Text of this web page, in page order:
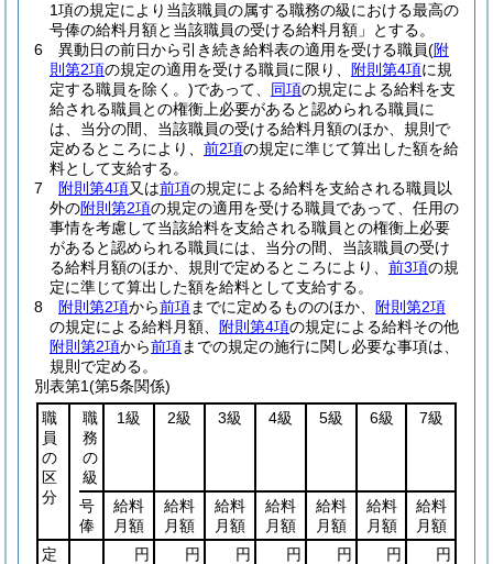
1項の規定により当該職員の属する職務の級における最高の
号俸の給料月額と当該職員の受ける給料月額」とする。
6
異動日の前日から引き続き給料表の適用を受ける職員(附
則第2項の規定の適用を受ける職員に限り、 附則第4項に規
定する職員を除く。)であって、 同項の規定による給料を支
給される職員との権衡上必要があると認められる職員に
は、当分の間、当該職員の受ける給料月額のほか、規則で
定めるところにより、 前2項の規定に準じて算出した額を給
料として支給する。
7
附則第4項又は前項の規定による給料を支給される職員以
外の附則第2項の規定の適用を受ける職員であって、任用の
事情を考慮して当該給料を支給される職員との権衡上必要
があると認められる職員には、当分の間、当該職員の受け
る給料月額のほか、規則で定めるところにより、 前3項の規
定に準じて算出した額を給料として支給する。
8
附則第2項から前項までに定めるもののほか、
附則第2項
の規定による給料月額、
附則第4項の規定による給料その他
附則第2項から前項までの規定の施行に関し必要な事項は、
規則で定める。
別表第1(第5条関係)
職
員
の
区
分
職
務
の
級
1級 2級 3級 4級 5級 6級 7級
号
俸
給料
月額
給料
月額
給料
月額
給料
月額
給料
月額
給料
月額
給料
月額
定
円 円 円 円 円 円
円